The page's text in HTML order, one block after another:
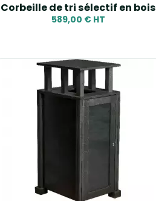
Corbeille de tri sélectif en bois
589,00 € HT